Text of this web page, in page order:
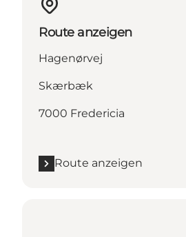
Route anzeigen
Hagenørvej
Skærbæk
7000 Fredericia
Route anzeigen